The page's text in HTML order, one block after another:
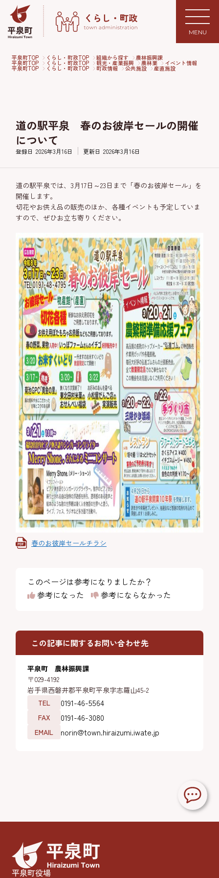
MENU
平泉町TOP くらし・町政TOP 組織から探す 農林振興課
平泉町TOP くらし・町政TOP 観光・産業振興 農林業 イベント情報
平泉町TOP くらし・町政TOP 町政情報 公共施設 産直施設
道の駅平泉 春のお彼岸セールの開催
について
登録日 2026年3月16日 更新日 2026年3月16日
道の駅平泉では、3月17日～23日まで「春のお彼岸セール」を
開催します。
切花やお供え品の販売のほか、各種イベントも予定していま
すので、ぜひお立ち寄りください。
春のお彼岸セールチラシ
このページは参考になりましたか？
参考になった
参考にならなかった
この記事に関するお問い合わせ先
平泉町 農林振興課
〒029-4192
岩手県西磐井郡平泉町平泉字志羅山45-2
TEL
0191-46-5564
FAX 0191-46-3080
EMAIL norin@town.hiraizumi.iwate.jp
平泉町役場